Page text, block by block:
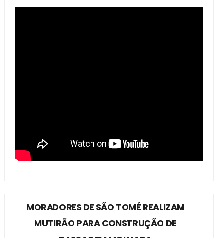
MORADORES DE SÃO TOMÉ REALIZAM
MUTIRÃO PARA CONSTRUÇÃO DE